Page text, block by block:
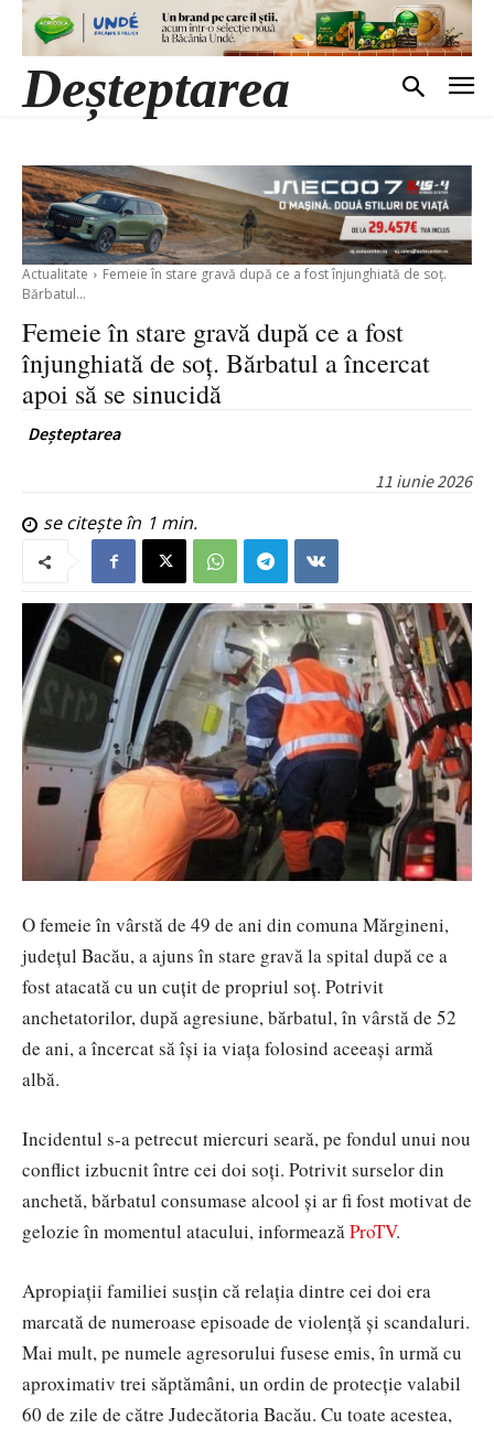
Deșteptarea
Actualitate
Femeie în stare gravă după ce a fost înjunghiată de soț.
Bărbatul...
Femeie în stare gravă după ce a fost
înjunghiată de soț. Bărbatul a încercat
apoi să se sinucidă
Deșteptarea
11 iunie 2026
se citește în 1 min.
O femeie în vârstă de 49 de ani din comuna Mărgineni,
județul Bacău, a ajuns în stare gravă la spital după ce a
fost atacată cu un cuțit de propriul soț. Potrivit
anchetatorilor, după agresiune, bărbatul, în vârstă de 52
de ani, a încercat să își ia viața folosind aceeași armă
albă.
Incidentul s-a petrecut miercuri seară, pe fondul unui nou
conflict izbucnit între cei doi soți. Potrivit surselor din
anchetă, bărbatul consumase alcool și ar fi fost motivat de
gelozie în momentul atacului, informeazăProTV.
Apropiații familiei susțin că relația dintre cei doi era
marcată de numeroase episoade de violență și scandaluri.
Mai mult, pe numele agresorului fusese emis, în urmă cu
aproximativ trei săptămâni, un ordin de protecție valabil
60 de zile de către Judecătoria Bacău. Cu toate acestea,